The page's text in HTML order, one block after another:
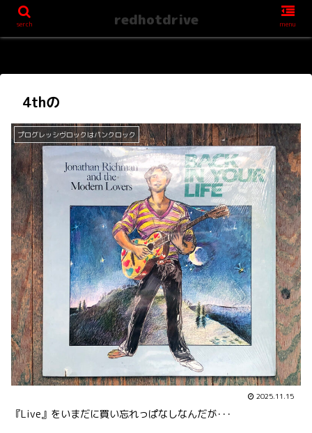
4thの
プログレッシヴロックはパンクロック
2025.11.15
『Live』をいまだに買い忘れっぱなしなんだが･･･
serch redhotdrive menu